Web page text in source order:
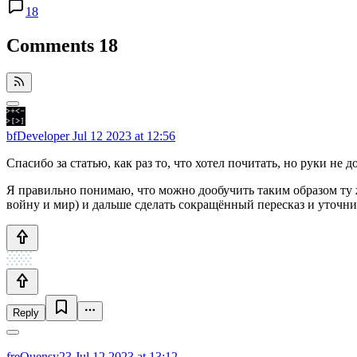
18
Comments 18
bfDeveloperJul 12 2023 at 12:56
Спасибо за статью, как раз то, что хотел почитать, но руки не
Я правильно понимаю, что можно дообучить таким образом
войну и мир) и дальше сделать сокращённый пересказ и
Reply